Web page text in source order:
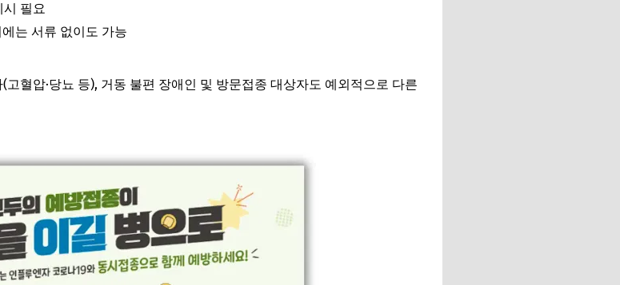
시 필요
는 서류 없이도 가능
혈압·당뇨 등), 거동 불편 장애인 및 방문접종 대상자도 예외적으로 다른